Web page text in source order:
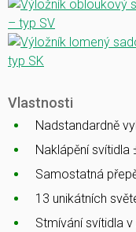
Vlastnosti
Nadstandardně
Naklápění svítidla
Samostatná
13 unikátních
Stmívání svítidla